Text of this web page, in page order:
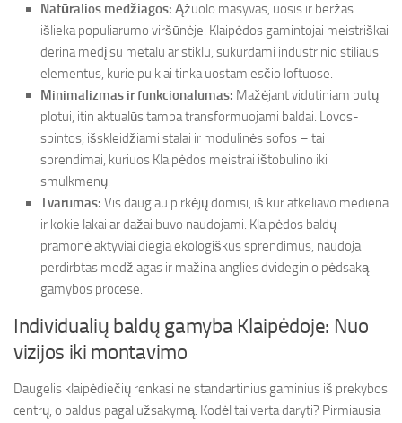
Natūralios medžiagos: Ąžuolo masyvas, uosis ir beržas
išlieka populiarumo viršūnėje. Klaipėdos gamintojai meistriškai
derina medį su metalu ar stiklu, sukurdami industrinio stiliaus
elementus, kurie puikiai tinka uostamiesčio loftuose.
Minimalizmas ir funkcionalumas: Mažėjant vidutiniam butų
plotui, itin aktualūs tampa transformuojami baldai. Lovos-
spintos, išskleidžiami stalai ir modulinės sofos – tai
sprendimai, kuriuos Klaipėdos meistrai ištobulino iki
smulkmenų.
Tvarumas: Vis daugiau pirkėjų domisi, iš kur atkeliavo mediena
ir kokie lakai ar dažai buvo naudojami. Klaipėdos baldų
pramonė aktyviai diegia ekologiškus sprendimus, naudoja
perdirbtas medžiagas ir mažina anglies dvideginio pėdsaką
gamybos procese.
Individualių baldų gamyba Klaipėdoje: Nuo
vizijos iki montavimo
Daugelis klaipėdiečių renkasi ne standartinius gaminius iš prekybos
centrų, o baldus pagal užsakymą. Kodėl tai verta daryti? Pirmiausia